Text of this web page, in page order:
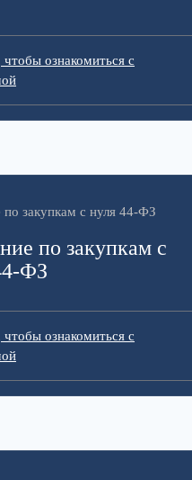
ознакомиться с
закупкам с нуля 44-ФЗ
по закупкам с
ФЗ
ознакомиться с